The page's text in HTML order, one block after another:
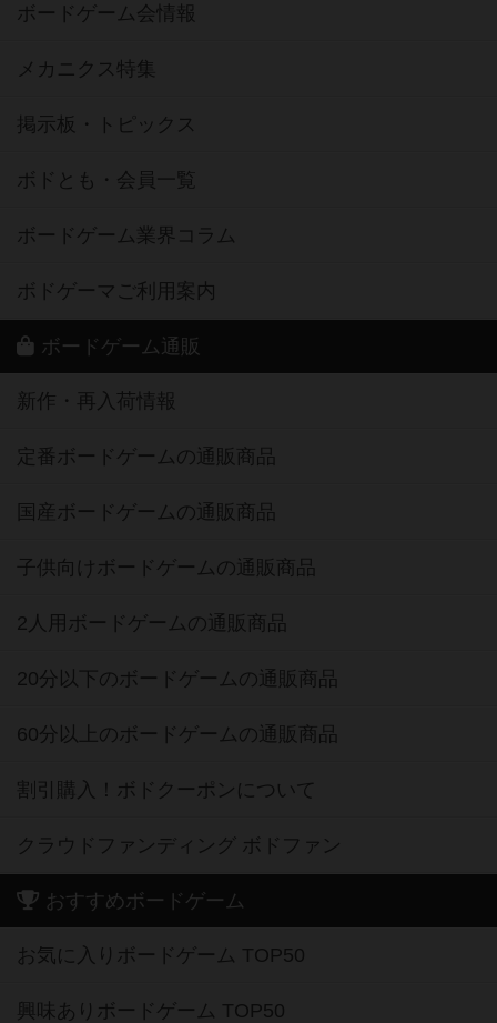
ボードゲーム会情報
メカニクス特集
掲示板・トピックス
ボドとも・会員一覧
ボードゲーム業界コラム
ボドゲーマご利用案内
ボードゲーム通販
新作・再入荷情報
定番ボードゲームの通販商品
国産ボードゲームの通販商品
子供向けボードゲームの通販商品
2人用ボードゲームの通販商品
20分以下のボードゲームの通販商品
60分以上のボードゲームの通販商品
割引購入！ボドクーポンについて
クラウドファンディング ボドファン
おすすめボードゲーム
お気に入りボードゲーム TOP50
興味ありボードゲーム TOP50